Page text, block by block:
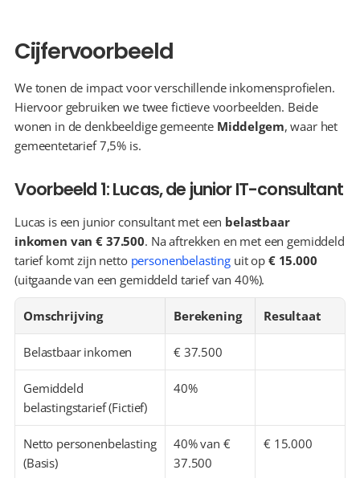
Cijfervoorbeeld
We tonen de impact voor verschillende inkomensprofielen.
Hiervoor gebruiken we twee fictieve voorbeelden. Beide
wonen in de denkbeeldige gemeente Middelgem, waar het
gemeentetarief 7,5% is.
Voorbeeld 1: Lucas, de junior IT-consultant
Lucas is een junior consultant met een belastbaar
inkomen van € 37.500. Na aftrekken en met een gemiddeld
tarief komt zijn netto personenbelasting uit op € 15.000
(uitgaande van een gemiddeld tarief van 40%).
Omschrijving Berekening Resultaat
Belastbaar inkomen € 37.500
Gemiddeld
belastingstarief (Fictief)
40%
Netto personenbelasting
(Basis)
40% van €
37.500
€ 15.000